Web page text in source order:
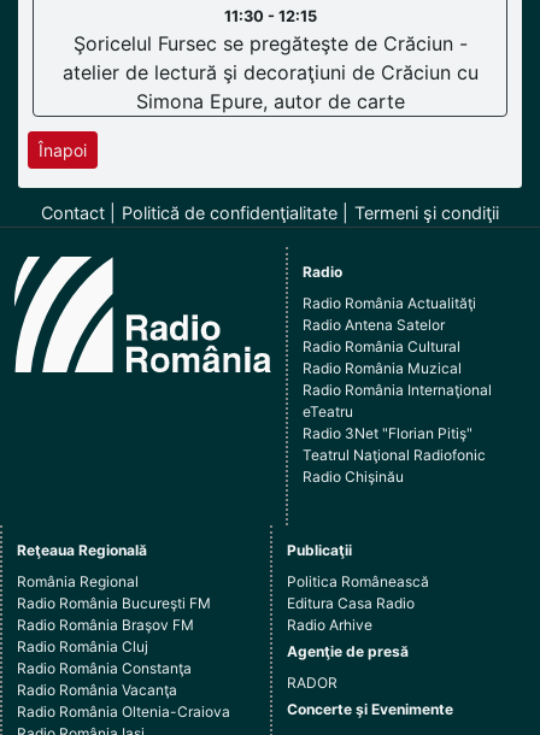
11:30 - 12:15
Şoricelul Fursec se pregăteşte de Crăciun -
atelier de lectură şi decoraţiuni de Crăciun cu
Simona Epure, autor de carte
Înapoi
Contact Politică de confidenţialitate Termeni şi condiţii
Radio
Radio România Actualităţi
Radio Antena Satelor
Radio România Cultural
Radio România Muzical
Radio România Internaţional
eTeatru
Radio 3Net "Florian Pitiş"
Teatrul Naţional Radiofonic
Radio Chişinău
Reţeaua Regională
România Regional
Radio România Bucureşti FM
Radio România Braşov FM
Radio România Cluj
Radio România Constanţa
Radio România Vacanţa
Radio România Oltenia-Craiova
Publicaţii
Politica Românească
Editura Casa Radio
Radio Arhive
Agenţie de presă
RADOR
Concerte şi Evenimente